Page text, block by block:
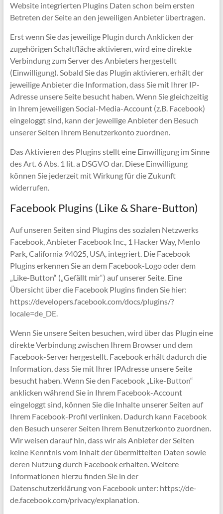
Website integrierten Plugins Daten schon beim ersten
Betreten der Seite an den jeweiligen Anbieter übertragen.
Erst wenn Sie das jeweilige Plugin durch Anklicken der
zugehörigen Schaltfläche aktivieren, wird eine direkte
Verbindung zum Server des Anbieters hergestellt
(Einwilligung). Sobald Sie das Plugin aktivieren, erhält der
jeweilige Anbieter die Information, dass Sie mit Ihrer IP-
Adresse unsere Seite besucht haben. Wenn Sie gleichzeitig
in Ihrem jeweiligen Social-Media-Account (z.B. Facebook)
eingeloggt sind, kann der jeweilige Anbieter den Besuch
unserer Seiten Ihrem Benutzerkonto zuordnen.
Das Aktivieren des Plugins stellt eine Einwilligung im Sinne
des Art. 6 Abs. 1 lit. a DSGVO dar. Diese Einwilligung
können Sie jederzeit mit Wirkung für die Zukunft
widerrufen.
Facebook Plugins (Like & Share-Button)
Auf unseren Seiten sind Plugins des sozialen Netzwerks
Facebook, Anbieter Facebook Inc., 1 Hacker Way, Menlo
Park, California 94025, USA, integriert. Die Facebook
Plugins erkennen Sie an dem Facebook-Logo oder dem
„Like-Button“ („Gefällt mir“) auf unserer Seite. Eine
Übersicht über die Facebook Plugins finden Sie hier:
https://developers.facebook.com/docs/plugins/?
locale=de_DE.
Wenn Sie unsere Seiten besuchen, wird über das Plugin eine
direkte Verbindung zwischen Ihrem Browser und dem
Facebook-Server hergestellt. Facebook erhält dadurch die
Information, dass Sie mit Ihrer IPAdresse unsere Seite
besucht haben. Wenn Sie den Facebook „Like-Button“
anklicken während Sie in Ihrem Facebook-Account
eingeloggt sind, können Sie die Inhalte unserer Seiten auf
Ihrem Facebook-Profil verlinken. Dadurch kann Facebook
den Besuch unserer Seiten Ihrem Benutzerkonto zuordnen.
Wir weisen darauf hin, dass wir als Anbieter der Seiten
keine Kenntnis vom Inhalt der übermittelten Daten sowie
deren Nutzung durch Facebook erhalten. Weitere
Informationen hierzu finden Sie in der
Datenschutzerklärung von Facebook unter: https://de-
de.facebook.com/privacy/explanation.